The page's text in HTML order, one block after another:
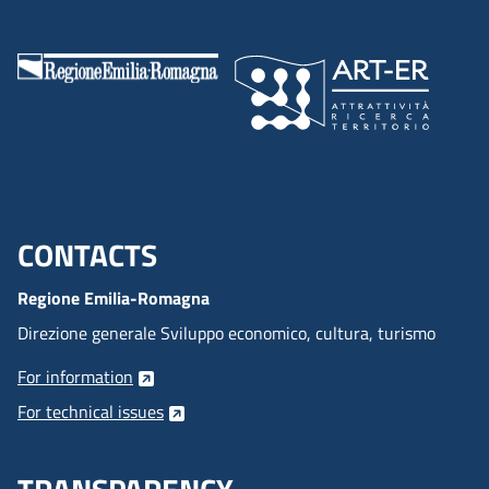
Menu footer inglese
CONTACTS
Regione Emilia-Romagna
Direzione generale Sviluppo economico, cultura, turismo
For information
For technical issues